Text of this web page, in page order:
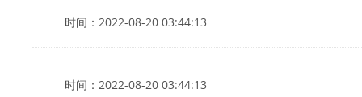
时间：2022-08-20 03:44:13
时间：2022-08-20 03:44:13